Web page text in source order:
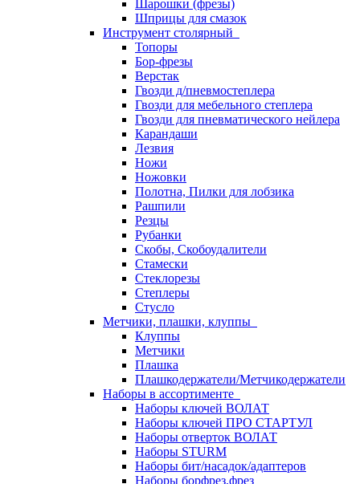
Шарошки (фрезы)
Шприцы для смазок
Инструмент столярный
Топоры
Бор-фрезы
Верстак
Гвозди д/пневмостеплера
Гвозди для мебельного степлера
Гвозди для пневматического нейлера
Карандаши
Лезвия
Ножи
Ножовки
Полотна, Пилки для лобзика
Рашпили
Резцы
Рубанки
Скобы, Скобоудалители
Стамески
Стеклорезы
Степлеры
Стусло
Метчики, плашки, клуппы
Клуппы
Метчики
Плашка
Плашкодержатели/Метчикодержатели
Наборы в ассортименте
Наборы ключей ВОЛАТ
Наборы ключей ПРО СТАРТУЛ
Наборы отверток ВОЛАТ
Наборы STURM
Наборы бит/насадок/адаптеров
Наборы борфрез,фрез